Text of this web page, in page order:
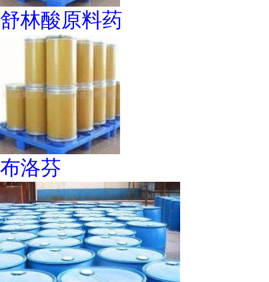
舒林酸原料药
布洛芬